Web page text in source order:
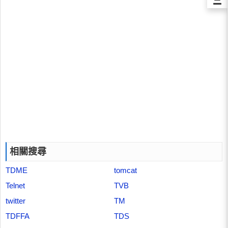
相關搜尋
TDME
tomcat
Telnet
TVB
twitter
TM
TDFFA
TDS